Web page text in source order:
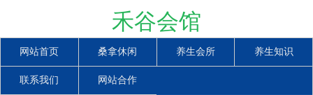
禾谷会馆
网站首页 桑拿休闲 养生会所 养生知识
联系我们 网站合作